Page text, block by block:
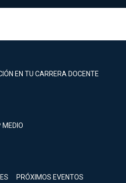
EN TU CARRERA DOCENTE
MEDIO
PRÓXIMOS EVENTOS